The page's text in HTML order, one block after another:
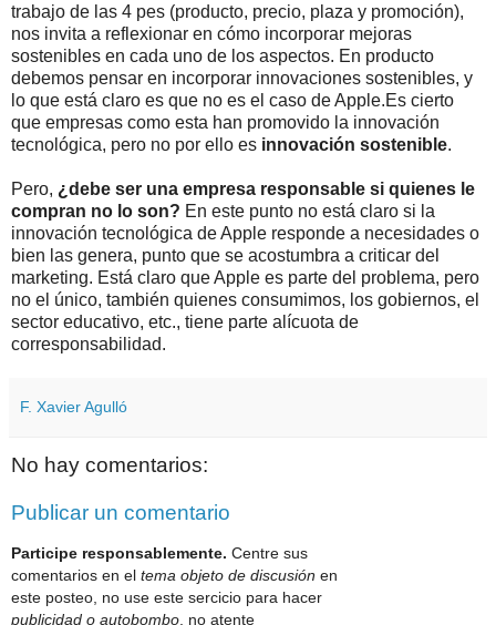
trabajo de las 4 pes (producto, precio, plaza y promoción),
nos invita a reflexionar en cómo incorporar mejoras
sostenibles en cada uno de los aspectos. En producto
debemos pensar en incorporar innovaciones sostenibles, y
lo que está claro es que no es el caso de Apple.Es cierto
que empresas como esta han promovido la innovación
tecnológica, pero no por ello es innovación sostenible.
Pero, ¿debe ser una empresa responsable si quienes le
compran no lo son? En este punto no está claro si la
innovación tecnológica de Apple responde a necesidades o
bien las genera, punto que se acostumbra a criticar del
marketing. Está claro que Apple es parte del problema, pero
no el único, también quienes consumimos, los gobiernos, el
sector educativo, etc., tiene parte alícuota de
corresponsabilidad.
F. Xavier Agulló
No hay comentarios:
Publicar un comentario
Participe responsablemente. Centre sus
comentarios en el tema objeto de discusión en
este posteo, no use este sercicio para hacer
publicidad o autobombo , no atente